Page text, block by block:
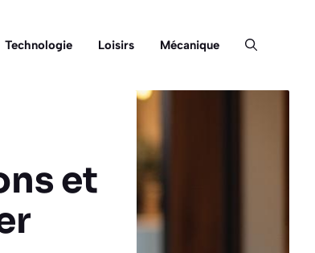
Technologie Loisirs Mécanique
et